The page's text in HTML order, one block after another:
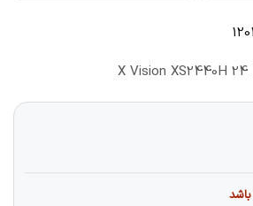
X Vision XS2440H